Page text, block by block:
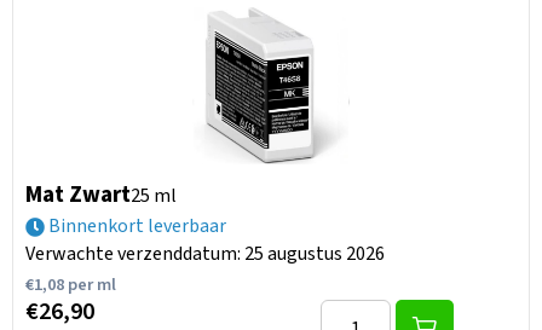
Mat Zwart25 ml
Binnenkort leverbaar
Verwachte verzenddatum: 25 augustus 2026
€1,08per ml
€26,90